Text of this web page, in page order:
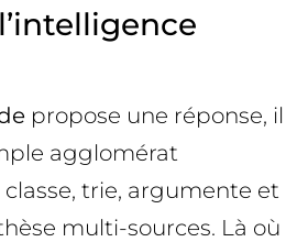
propose une réponse, il
agglomérat
classe, trie, argumente et
multi-sources. Là où